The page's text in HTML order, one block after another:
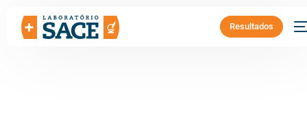
Resultados